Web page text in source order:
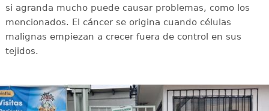
si agranda mucho puede causar problemas, como los
mencionados. El cáncer se origina cuando células
malignas empiezan a crecer fuera de control en sus
tejidos.